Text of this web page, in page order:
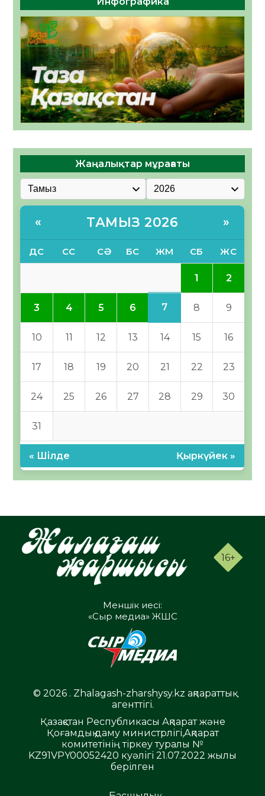
Жаңалықтар мұрағаты
« ТАМЫЗ 2026 »
ДС СС СӘ БС ЖМ СБ ЖС
1 2
3 4 5 6 7 8 9
10 11 12 13 14 15 16
17 18 19 20 21 22 23
24 25 26 27 28 29 30
31
« Шілде Қыркүйек »
16+
Меншік иесі:
«Сыр медиа» ЖШС
© 2026 . Zhalagash-zharshysy.kz ақпараттық
агенттігі.
Қазақстан Республикасы Ақпарат және
Қоғамдық даму министрлігі,Ақпарат
комитетінің тіркеу туралы №
KZ91VPY00052420 куәлігі 21.07.2022 жылы
берілген